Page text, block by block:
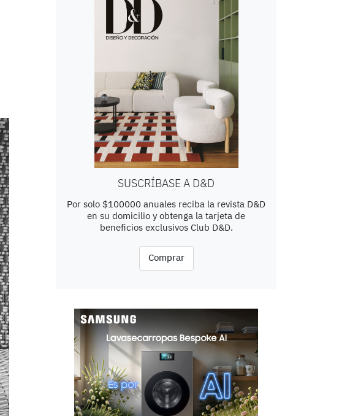
SUSCRÍBASE A D&D
Por solo $100000 anuales reciba la revista D&D
en su domicilio y obtenga la tarjeta de
beneficios exclusivos Club D&D.
Comprar